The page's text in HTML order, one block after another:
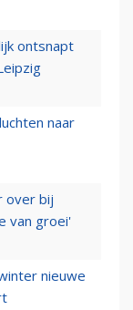
ontsnapt
naar
over bij
van groei'
nieuwe